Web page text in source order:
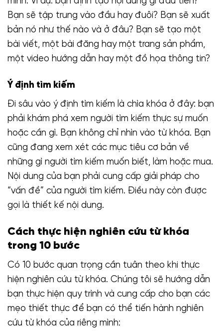
Bạn sẽ tập trung vào đầu hay đuôi? Bạn sẽ xuất
bản nó như thế nào và ở đâu? Bạn sẽ tạo một
bài viết, một bài đăng hay một trang sản phẩm,
một video hướng dẫn hay một đồ họa thông tin?
Ý định tìm kiếm
Đi sâu vào ý định tìm kiếm là chìa khóa ở đây: bạn
phải khám phá xem người tìm kiếm thực sự muốn
hoặc cần gì. Bạn không chỉ nhìn vào từ khóa. Bạn
cũng đang xem xét các mục tiêu cơ bản về
những gì người tìm kiếm muốn biết, làm hoặc mua.
Nội dung của bạn phải cung cấp giải pháp cho
“vấn đề” của người tìm kiếm. Điều này còn được
gọi là thiết kế nội dung.
Cách thực hiện nghiên cứu từ khóa
trong 10 bước
Có 10 bước quan trọng cần tuân theo khi thực
hiện nghiên cứu từ khóa. Chúng tôi sẽ hướng dẫn
bạn thực hiện quy trình và cung cấp cho bạn các
mẹo thiết thực để bạn có thể tiến hành nghiên
cứu từ khóa của riêng mình: